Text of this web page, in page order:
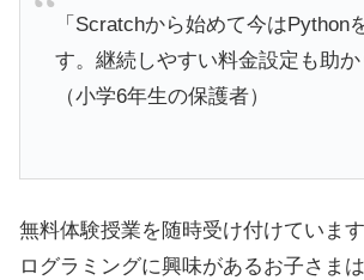
「Scratchから始めて今はPython
す。継続しやすい料金設定も助か
（小学6年生の保護者）
無料体験授業を随時受け付けていま
ログラミングに興味があるお子さま